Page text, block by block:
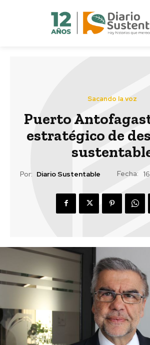
Sacando la voz
Puerto
estratégico de
Por: Diario Sustentable Fecha: